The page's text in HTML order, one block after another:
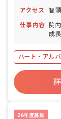
アクセス 智
仕事内容
院
成
食
・
の
パート・アル
ブランクOK
産休育休制度
26年度募集